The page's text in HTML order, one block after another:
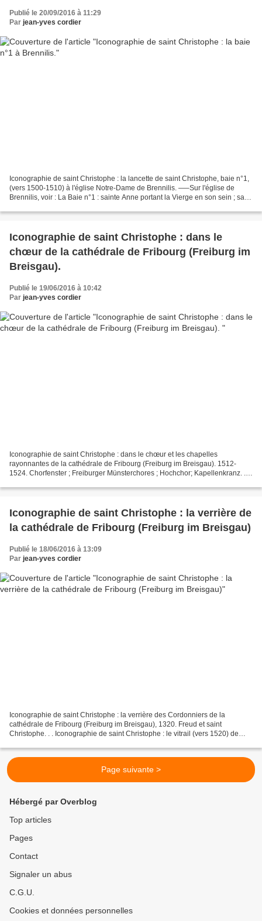
Publié le 20/09/2016 à 11:29
Par jean-yves cordier
Iconographie de saint Christophe : la lancette de saint Christophe, baie n°1,
(vers 1500-1510) à l'église Notre-Dame de Brennilis. —–Sur l'église de
Brennilis, voir : La Baie n°1 : sainte Anne portant la Vierge en son sein ; saint
Iconographie de saint Christophe : dans le
chœur de la cathédrale de Fribourg (Freiburg im
Breisgau).
Publié le 19/06/2016 à 10:42
Par jean-yves cordier
Iconographie de saint Christophe : dans le chœur et les chapelles
rayonnantes de la cathédrale de Fribourg (Freiburg im Breisgau). 1512-
1524. Chorfenster ; Freiburger Münsterchores ; Hochchor; Kapellenkranz. .
Iconographie de saint Christophe : la verrière de
la cathédrale de Fribourg (Freiburg im Breisgau)
Publié le 18/06/2016 à 13:09
Par jean-yves cordier
Iconographie de saint Christophe : la verrière des Cordonniers de la
cathédrale de Fribourg (Freiburg im Breisgau), 1320. Freud et saint
Christophe. . . Iconographie de saint Christophe : le vitrail (vers 1520) de
Page suivante >
Hébergé par Overblog
Top articles
Pages
Contact
Signaler un abus
C.G.U.
Cookies et données personnelles